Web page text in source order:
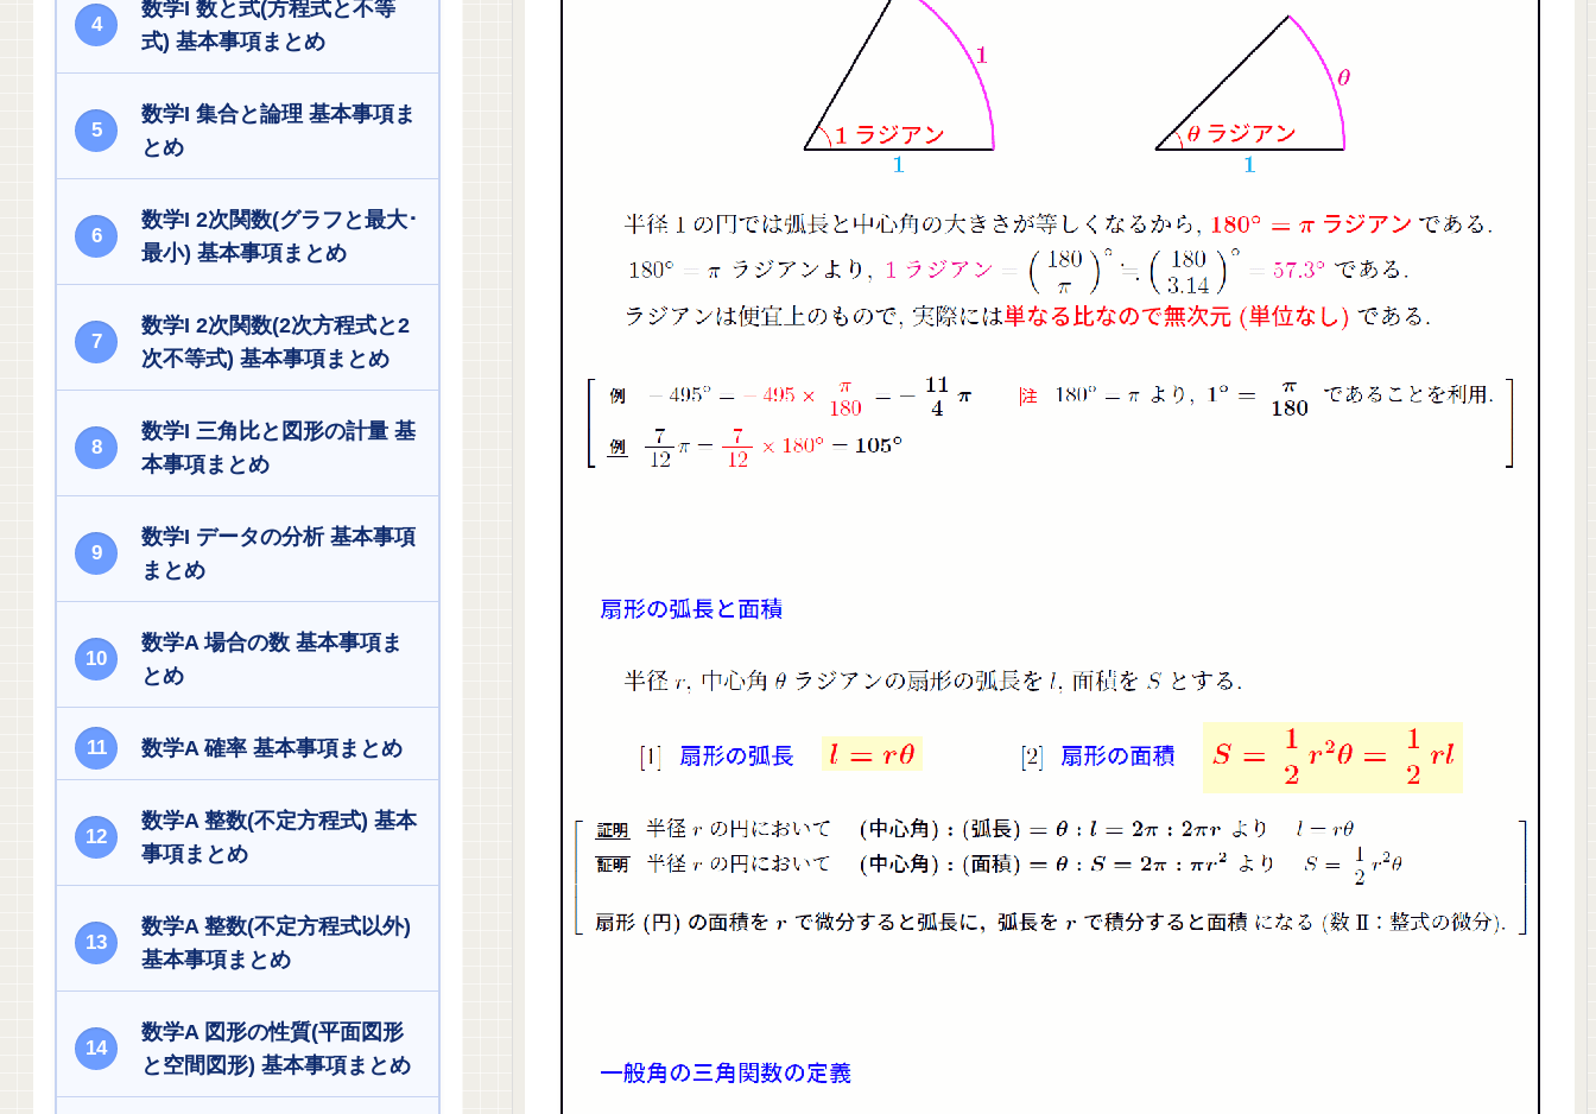
数学I 数と式(方程式と不等
式) 基本事項まとめ
数学I 集合と論理 基本事項ま
とめ
数学I 2次関数(グラフと最大･
最小) 基本事項まとめ
数学I 2次関数(2次方程式と2
次不等式) 基本事項まとめ
数学I 三角比と図形の計量 基
本事項まとめ
数学I データの分析 基本事項
まとめ
数学A 場合の数 基本事項ま
とめ
数学A 確率 基本事項まとめ
数学A 整数(不定方程式) 基本
事項まとめ
数学A 整数(不定方程式以外)
基本事項まとめ
数学A 図形の性質(平面図形
と空間図形) 基本事項まとめ